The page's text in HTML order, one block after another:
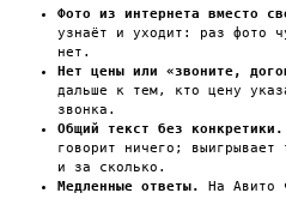
Фото из интернета вместо
узнаёт и уходит: раз фото
нет.
Нет цены или «звоните,
дальше к тем, кто цену
звонка.
Общий текст без конкретики.
говорит ничего;
и за сколько.
Медленные ответы.
На Авито